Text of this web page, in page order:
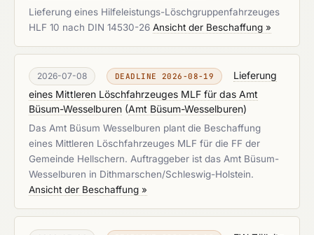
Lieferung eines Hilfeleistungs-Löschgruppenfahrzeuges
HLF 10 nach DIN 14530-26 Ansicht der Beschaffung »
2026-07-08 DEADLINE 2026-08-19
Lieferung
eines Mittleren Löschfahrzeuges MLF für das Amt
Büsum-Wesselburen (Amt Büsum-Wesselburen)
Das Amt Büsum Wesselburen plant die Beschaffung
eines Mittleren Löschfahrzeuges MLF für die FF der
Gemeinde Hellschern. Auftraggeber ist das Amt Büsum-
Wesselburen in Dithmarschen/Schleswig-Holstein.
Ansicht der Beschaffung »